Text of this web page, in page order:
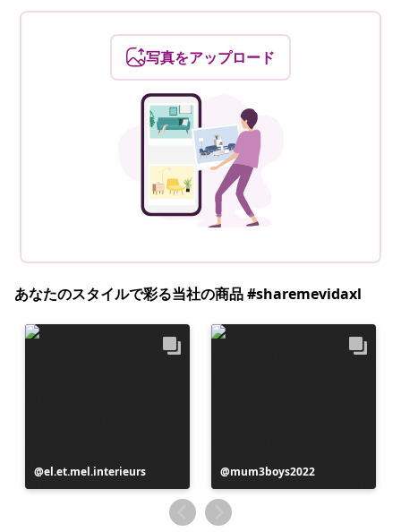
写真をアップロード
あなたのスタイルで彩る当社の商品 #sharemevidaxl
投
稿
el.et.mel.interieurs
投
稿
者
mum3boys2022